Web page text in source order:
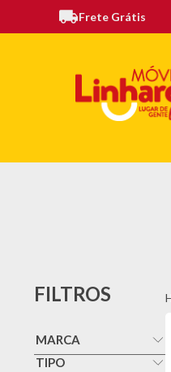
Frete Grátis
FILTROS
MARCA
Faiberflex
TIPO